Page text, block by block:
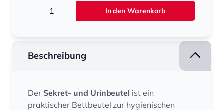
In den Warenkorb
Beschreibung
Der Sekret- und Urinbeutel ist ein
praktischer Bettbeutel zur hygienischen